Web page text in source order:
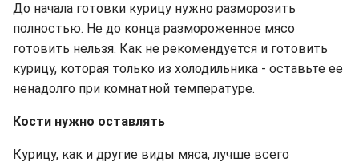
До начала готовки курицу нужно разморозить
полностью. Не до конца размороженное мясо
готовить нельзя. Как не рекомендуется и готовить
курицу, которая только из холодильника - оставьте ее
ненадолго при комнатной температуре.
Кости нужно оставлять
Курицу, как и другие виды мяса, лучше всего